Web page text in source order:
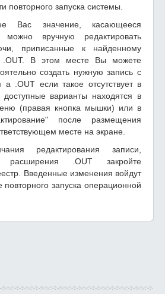
повторного запуска системы.
Вас значение, касающееся
можно вручную редактировать
приписанные к найденному
.OUT. В этом месте Вы можете
создать нужную запись с
.OUT если такое отсутствует в
доступные варианты находятся в
(правая кнопка мышки) или в
после размещения
месте на экране.
редактирования записи,
расширения .OUT закройте
Введенные изменения войдут
повторного запуска операционной